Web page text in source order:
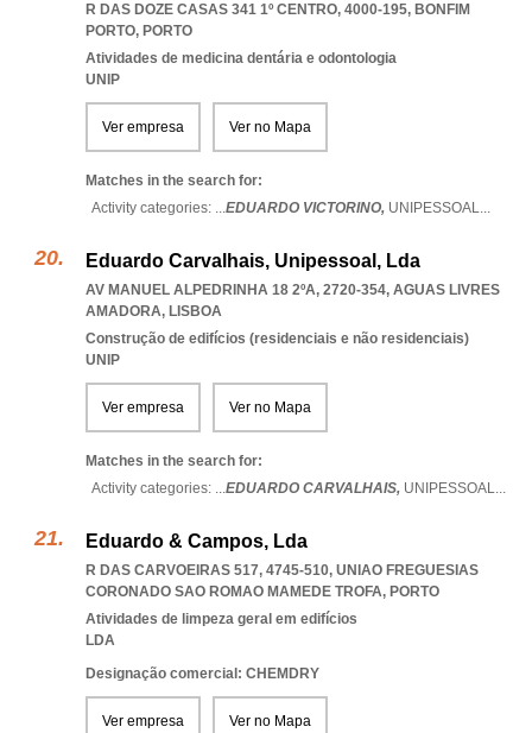
R DAS DOZE CASAS 341 1º CENTRO, 4000-195, BONFIM
PORTO, PORTO
Atividades de medicina dentária e odontologia
UNIP
Ver empresa Ver no Mapa
Matches in the search for:
Activity categories: ...EDUARDO VICTORINO, UNIPESSOAL...
Eduardo Carvalhais, Unipessoal, Lda
AV MANUEL ALPEDRINHA 18 2ºA, 2720-354, AGUAS LIVRES
AMADORA, LISBOA
Construção de edifícios (residenciais e não residenciais)
UNIP
Ver empresa Ver no Mapa
Matches in the search for:
Activity categories: ...EDUARDO CARVALHAIS, UNIPESSOAL...
Eduardo & Campos, Lda
R DAS CARVOEIRAS 517, 4745-510, UNIAO FREGUESIAS
CORONADO SAO ROMAO MAMEDE TROFA, PORTO
Atividades de limpeza geral em edifícios
LDA
Designação comercial: CHEMDRY
Ver empresa Ver no Mapa